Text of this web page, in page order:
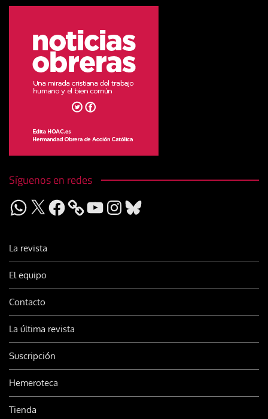
Síguenos en redes
WhatsApp
X Facebook YouTubeInstagram
Bluesky
La revista
El equipo
Contacto
La última revista
Suscripción
Hemeroteca
Tienda